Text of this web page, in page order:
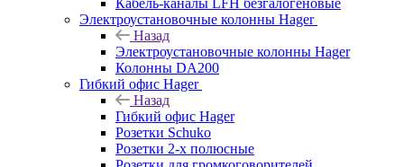
Кабель-каналы LFH безгалогеновые
Электроустановочные колонны Hager
Назад
Электроустановочные колонны Hager
Колонны DA200
Гибкий офис Hager
Назад
Гибкий офис Hager
Розетки Schuko
Розетки 2-х полюсные